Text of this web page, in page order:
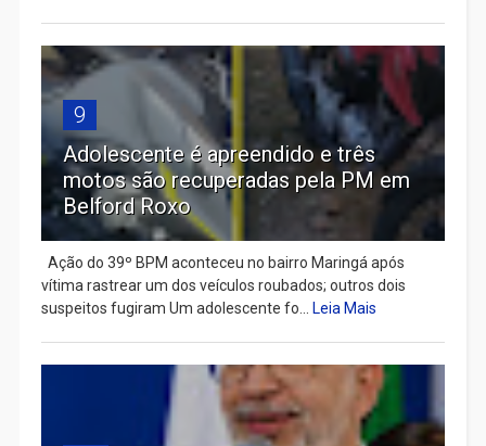
9
Adolescente é apreendido e três
motos são recuperadas pela PM em
Belford Roxo
Ação do 39º BPM aconteceu no bairro Maringá após
vítima rastrear um dos veículos roubados; outros dois
suspeitos fugiram Um adolescente fo... Leia Mais